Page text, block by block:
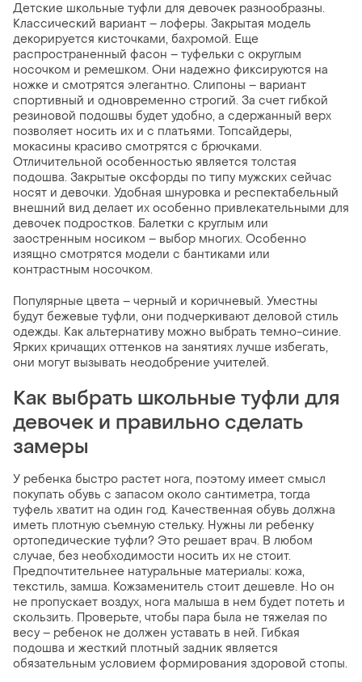
Детские школьные туфли для девочек разнообразны.
Классический вариант – лоферы. Закрытая модель
декорируется кисточками, бахромой. Еще
распространенный фасон – туфельки с округлым
носочком и ремешком. Они надежно фиксируются на
ножке и смотрятся элегантно. Слипоны – вариант
спортивный и одновременно строгий. За счет гибкой
резиновой подошвы будет удобно, а сдержанный верх
позволяет носить их и с платьями. Топсайдеры,
мокасины красиво смотрятся с брючками.
Отличительной особенностью является толстая
подошва. Закрытые оксфорды по типу мужских сейчас
носят и девочки. Удобная шнуровка и респектабельный
внешний вид делает их особенно привлекательными для
девочек подростков. Балетки с круглым или
заостренным носиком – выбор многих. Особенно
изящно смотрятся модели с бантиками или
контрастным носочком.
Популярные цвета – черный и коричневый. Уместны
будут бежевые туфли, они подчеркивают деловой стиль
одежды. Как альтернативу можно выбрать темно-синие.
Ярких кричащих оттенков на занятиях лучше избегать,
они могут вызывать неодобрение учителей.
Как выбрать школьные туфли для
девочек и правильно сделать
замеры
У ребенка быстро растет нога, поэтому имеет смысл
покупать обувь с запасом около сантиметра, тогда
туфель хватит на один год. Качественная обувь должна
иметь плотную съемную стельку. Нужны ли ребенку
ортопедические туфли? Это решает врач. В любом
случае, без необходимости носить их не стоит.
Предпочтительнее натуральные материалы: кожа,
текстиль, замша. Кожзаменитель стоит дешевле. Но он
не пропускает воздух, нога малыша в нем будет потеть и
скользить. Проверьте, чтобы пара была не тяжелая по
весу – ребенок не должен уставать в ней. Гибкая
подошва и жесткий плотный задник является
обязательным условием формирования здоровой стопы.